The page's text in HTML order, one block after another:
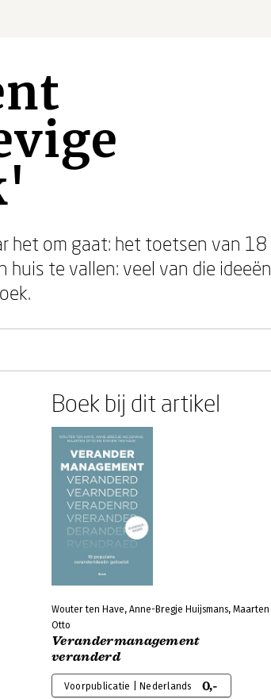
het om gaat: het toetsen van 18
huis te vallen: veel van die ideeën
Boek bij dit artikel
Wouter ten Have, Anne-Bregje Huijsmans, Maarten
Otto
Verandermanagement
veranderd
Voorpublicatie | Nederlands 0,-